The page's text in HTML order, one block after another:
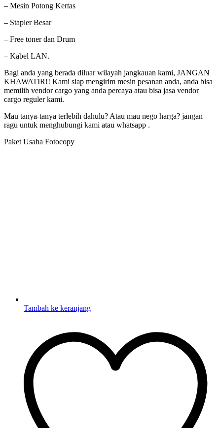
– Mesin Potong Kertas
– Stapler Besar
– Free toner dan Drum
– Kabel LAN.
Bagi anda yang berada diluar wilayah jangkauan kami, JANGAN
KHAWATIR!! Kami siap mengirim mesin pesanan anda, anda bisa
memilih vendor cargo yang anda percaya atau bisa jasa vendor
cargo reguler kami.
Mau tanya-tanya terlebih dahulu? Atau mau nego harga? jangan
ragu untuk menghubungi kami atau whatsapp .
Paket Usaha Fotocopy
Tambah ke keranjang